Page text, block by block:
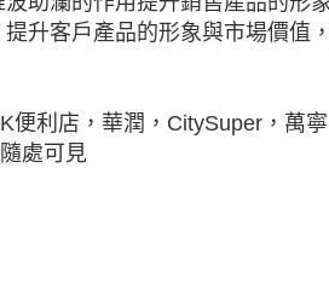
升客戶產品的形象與市場價值
利店，華潤，CitySuper，萬寧
處可見